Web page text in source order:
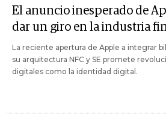
El anuncio inesperado de
dar un giro en la industria
La reciente apertura de Apple a integrar
su arquitectura NFC y SE promete
digitales como la identidad digital.